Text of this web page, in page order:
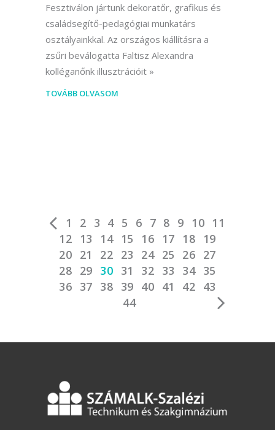
Fesztiválon jártunk dekoratőr, grafikus és
családsegítő-pedagógiai munkatárs
osztályainkkal. Az országos kiállításra a
zsűri beválogatta Faltisz Alexandra
kolléganőnk illusztrációit
TOVÁBB OLVASOM
1 2 3 4 5 6 7 8 9 10 11
12
13 14 15 16 17 18
19
20 21 22 23 24 25 26 27
28 29 30 31 32 33 34 35
36 37 38 39 40 41 42 43
44